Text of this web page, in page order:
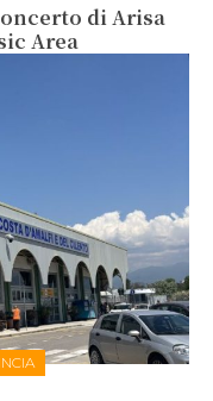
di Arisa
Area